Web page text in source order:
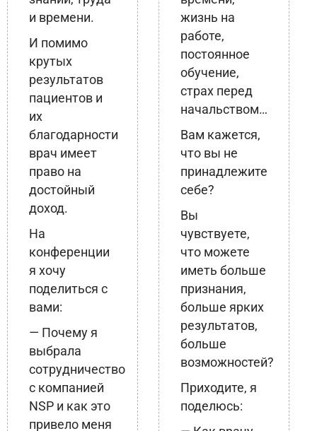
и времени.
И помимо
крутых
результатов
пациентов и
их
благодарности
врач имеет
право на
достойный
доход.
На
конференции
я хочу
поделиться с
вами:
— Почему я
выбрала
сотрудничество
с компанией
NSP и как это
привело меня
жизнь на
работе,
постоянное
обучение,
страх перед
начальством…
Вам кажется,
что вы не
принадлежите
себе?
Вы
чувствуете,
что можете
иметь больше
признания,
больше ярких
результатов,
больше
возможностей?
Приходите, я
поделюсь: